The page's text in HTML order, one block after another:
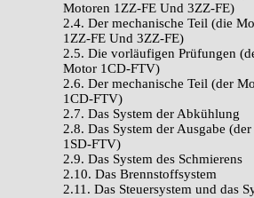
Motoren 1ZZ-FE Und 3ZZ-FE)
2.4. Der mechanische Teil (die
1ZZ-FE Und 3ZZ-FE)
2.5. Die vorläufigen Prüfungen
Motor 1CD-FTV)
2.6. Der mechanische Teil (der
1CD-FTV)
2.7. Das System der Abkühlung
2.8. Das System der Ausgabe
1SD-FTV)
2.9. Das System des Schmierens
2.10. Das Brennstoffsystem
2.11. Das Steuersystem und das